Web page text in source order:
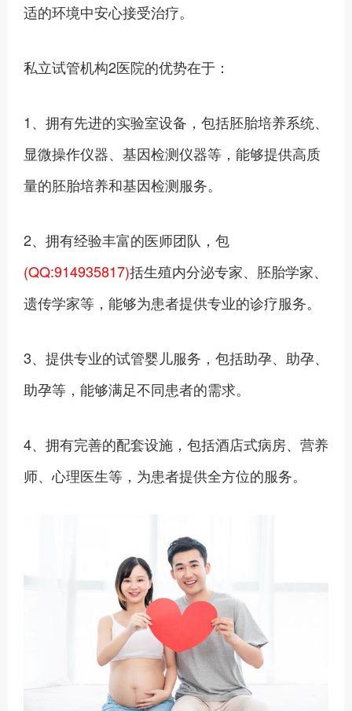
适的环境中安心接受治疗。
私立试管机构2医院的优势在于：
1、‍拥有先进的实验室设备，包括胚胎培养系统、
显微操作仪器、基因检测仪器等，能够提供高质
量的胚胎培养和基因检测服务。
2、拥有经验丰富的医师团队，包
(QQ:914935817)括生殖内分泌专家、胚胎学家、
遗传学家等，能够为患者提供专业的诊疗服务。
3、提供专业的试管婴儿服务，包括助孕、助孕、
助孕等，能够满足不同患者的需求。
4、拥有完善的配套设施，包括酒店式病房、营养
师、心理医生等，为患者提供全方位的服务。‍